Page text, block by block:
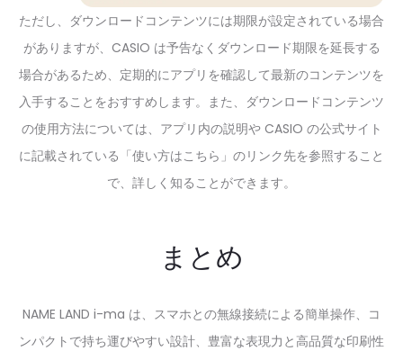
ただし、ダウンロードコンテンツには期限が設定されている場合
がありますが、CASIO は予告なくダウンロード期限を延長する
場合があるため、定期的にアプリを確認して最新のコンテンツを
入手することをおすすめします。また、ダウンロードコンテンツ
の使用方法については、アプリ内の説明や CASIO の公式サイト
に記載されている「使い方はこちら」のリンク先を参照すること
で、詳しく知ることができます。
まとめ
NAME LAND i-ma は、スマホとの無線接続による簡単操作、コ
ンパクトで持ち運びやすい設計、豊富な表現力と高品質な印刷性